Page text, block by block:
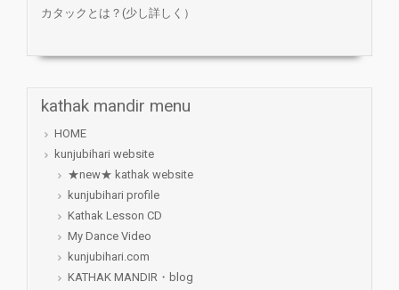
カタックとは？(少し詳しく）
kathak mandir menu
HOME
kunjubihari website
★new★ kathak website
kunjubihari profile
Kathak Lesson CD
My Dance Video
kunjubihari.com
KATHAK MANDIR・blog